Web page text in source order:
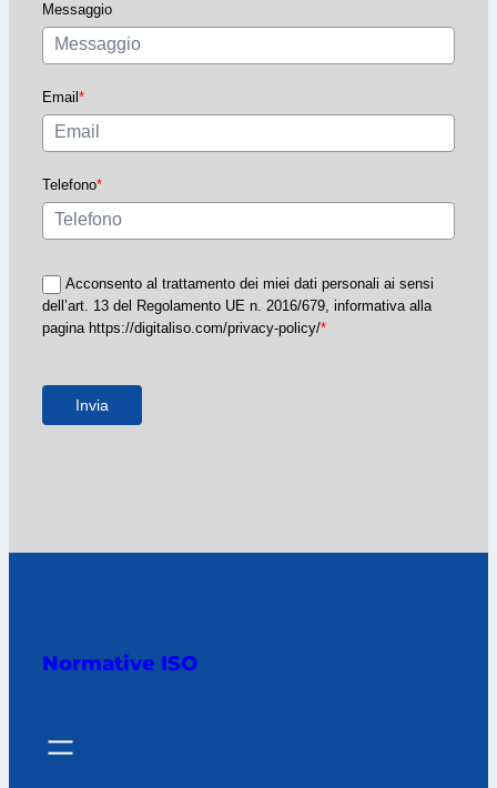
Messaggio
Email *
Telefono*
Acconsento al trattamento dei miei dati personali ai sensi
dell’art. 13 del Regolamento UE n. 2016/679, informativa alla
pagina https://digitaliso.com/privacy-policy/*
Invia
Normative ISO